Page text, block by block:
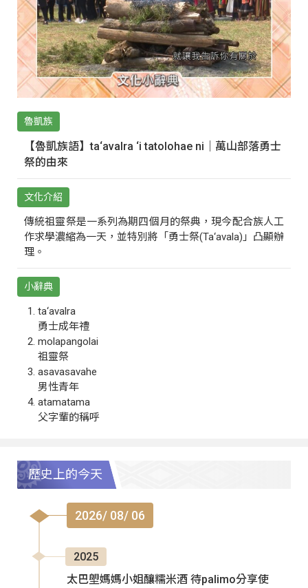
魯凱族
【魯凱族語】ta‘avalra ‘i tatolohae ni｜萬山部落勇士
祭的由來
文化介紹
傳統祖靈祭是一系列為期四個月的祭典，現今配合族人工
作求學濃縮為一天，並特別將「勇士祭(Ta‘avala)」凸顯辦
理。
小辭典
ta‘avalra
勇士成年禮
molapangolai
祖靈祭
asavasavahe
男性青年
atamatama
父字輩的稱呼
歷史上的今天
2026/ 08/ 06
2025
太巴塱媽媽小姐釀糯米酒 待palimo分享使